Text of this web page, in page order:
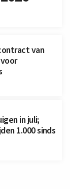
van
in juli;
1.000 sinds